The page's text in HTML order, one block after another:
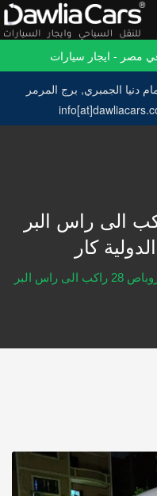
مصر - ايجار سيارات
دنيا الجمبري, برج المرمر
ميكروباص 28 راكب الى راس البر
الى راس البر